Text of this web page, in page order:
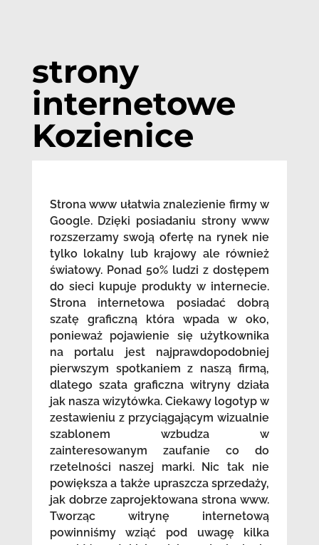
strony
internetowe
Kozienice
Strona www ułatwia znalezienie firmy w
Google. Dzięki posiadaniu strony www
rozszerzamy swoją ofertę na rynek nie
tylko lokalny lub krajowy ale również
światowy. Ponad 50% ludzi z dostępem
do sieci kupuje produkty w internecie.
Strona internetowa posiadać dobrą
szatę graficzną która wpada w oko,
ponieważ pojawienie się użytkownika
na portalu jest najprawdopodobniej
pierwszym spotkaniem z naszą firmą,
dlatego szata graficzna witryny działa
jak nasza wizytówka. Ciekawy logotyp w
zestawieniu z przyciągającym wizualnie
szablonem wzbudza w
zainteresowanym zaufanie co do
rzetelności naszej marki. Nic tak nie
powiększa a także upraszcza sprzedaży,
jak dobrze zaprojektowana strona www.
Tworząc witrynę internetową
powinniśmy wziąć pod uwagę kilka